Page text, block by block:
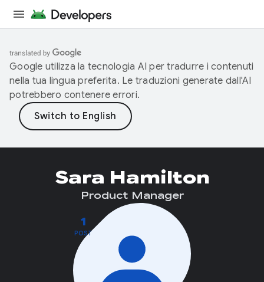
Google utilizza la tecnologia AI per tradurre i contenuti
nella tua lingua preferita. Le traduzioni generate dall'AI
potrebbero contenere errori.
1
POST
Sara Hamilton
Product Manager